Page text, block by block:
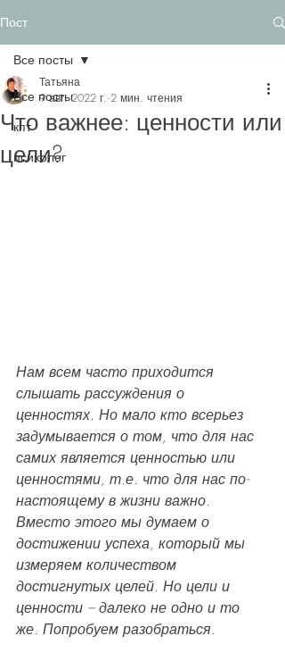
Пост
Все посты
кпт
психолог
Все посты
Что важнее: ценности или
цели?
Татьяна
9 авг. 2022 г. 2 мин. чтения
Нам всем часто приходится
слышать рассуждения о
ценностях. Но мало кто всерьез
задумывается о том, что для нас
самих является ценностью или
ценностями, т.е. что для нас по-
настоящему в жизни важно.
Вместо этого мы думаем о
достижении успеха, который мы
измеряем количеством
достигнутых целей. Но цели и
ценности – далеко не одно и то
же. Попробуем разобраться.